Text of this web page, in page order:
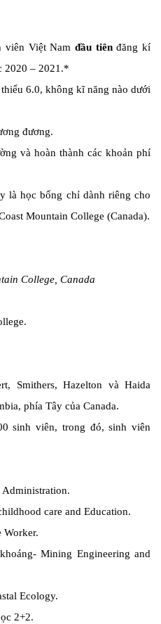
viên Việt Nam đầu tiênđăng kí
2020 – 2021.*
6.0, không kĩ năng nào dưới
đương.
và hoàn thành các khoản phí
là học bổng chỉ dành riêng cho
Mountain College (Canada).
College, Canada
Smithers, Hazelton và Haida
phía Tây của Canada.
sinh viên, trong đó, sinh viên
Administration.
care and Education.
Worker.
Mining Engineering and
Ecology.
2+2.